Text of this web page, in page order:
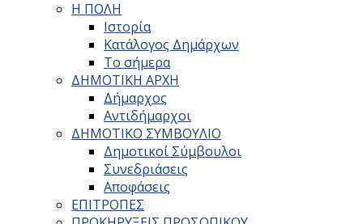
Η ΠΟΛΗ
Ιστορία
Κατάλογος Δημάρχων
Το σήμερα
ΔΗΜΟΤΙΚΗ ΑΡΧΗ
Δήμαρχος
Αντιδήμαρχοι
ΔΗΜΟΤΙΚΟ ΣΥΜΒΟΥΛΙΟ
Δημοτικοί Σύμβουλοι
Συνεδριάσεις
Αποφάσεις
ΕΠΙΤΡΟΠΕΣ